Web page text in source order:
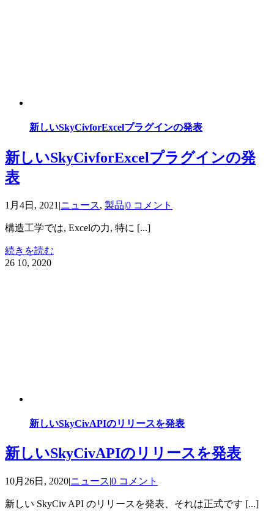
新しいSkyCivforExcelプラグインの発表
新しいSkyCivforExcelプラグインの発
表
1月4日, 2021 |ニュース, 製品|0 コメント
構造工学では, Excelの力, 特に [...]
続きを読む
26 10, 2020
新しいSkyCivAPIのリリースを発表
新しいSkyCivAPIのリリースを発表
10月26日, 2020|ニュース|0 コメント
新しい SkyCiv API のリリースを発表、それは正式です [...]